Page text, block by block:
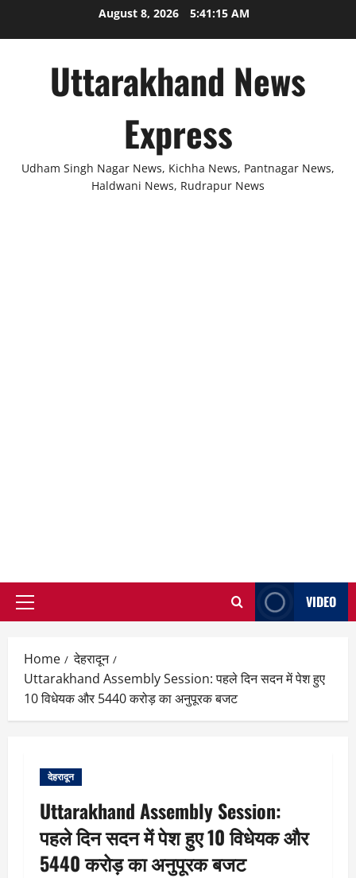
August 8, 2026 5:41:15 AM
Uttarakhand News
Express
Udham Singh Nagar News, Kichha News, Pantnagar News,
Haldwani News, Rudrapur News
Primary
VIDEO
Home
देहरादून
Uttarakhand Assembly Session: पहले दिन सदन में पेश हुए
10 विधेयक और 5440 करोड़ का अनुपूरक बजट
देहरादून
Uttarakhand Assembly Session:
पहले दिन सदन में पेश हुए 10 विधेयक और
5440 करोड़ का अनुपूरक बजट